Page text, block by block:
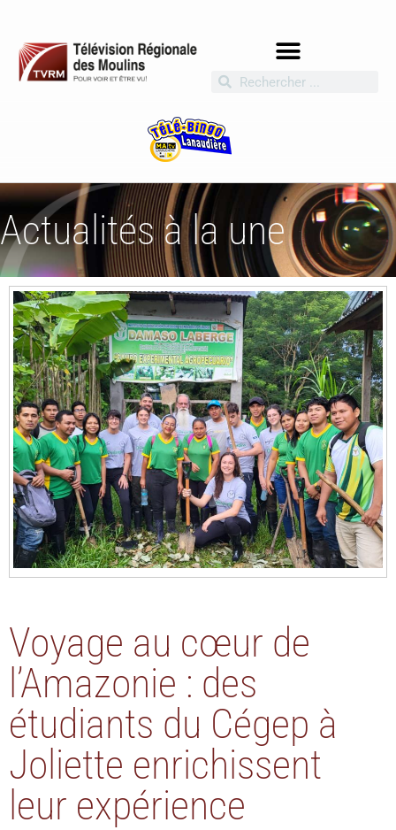
Actualités à la une
Voyage au cœur de
l’Amazonie : des
étudiants du Cégep à
Joliette enrichissent
leur expérience